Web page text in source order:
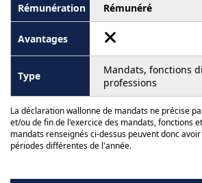
Rémunéré
Mandats, fonctions
professions
La déclaration wallonne de mandats ne précise
et/ou de fin de l'exercice des mandats, fonctions
mandats renseignés ci-dessus peuvent donc
périodes différentes de l'année.